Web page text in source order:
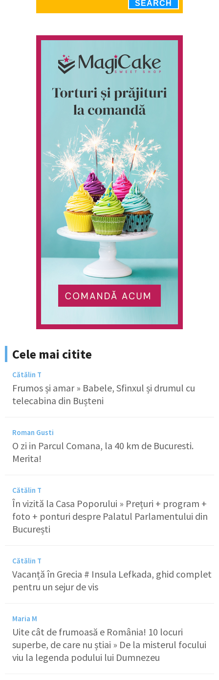
Cele mai citite
Cătălin T
Frumos și amar » Babele, Sfinxul și drumul cu
telecabina din Bușteni
Roman Gusti
O zi in Parcul Comana, la 40 km de Bucuresti.
Merita!
Cătălin T
În vizită la Casa Poporului » Prețuri + program +
foto + ponturi despre Palatul Parlamentului din
București
Cătălin T
Vacanță în Grecia # Insula Lefkada, ghid complet
pentru un sejur de vis
Maria M
Uite cât de frumoasă e România! 10 locuri
superbe, de care nu știai » De la misterul focului
viu la legenda podului lui Dumnezeu